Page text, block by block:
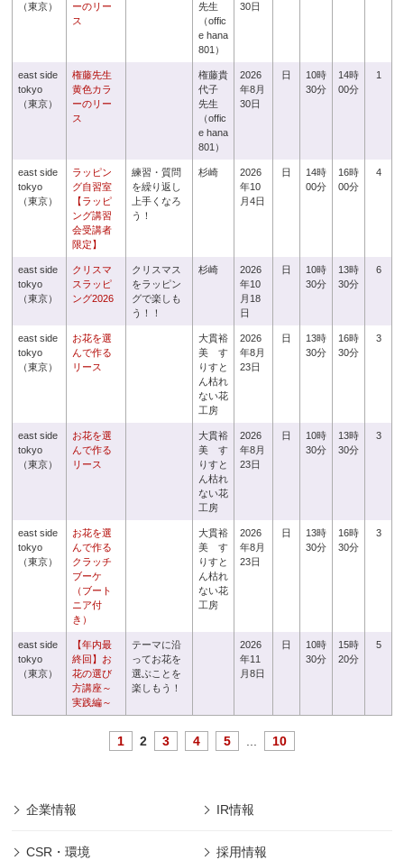
（東京）
ーのリー
ス
先生
（offic
e hana
801）
30日
east side
tokyo
（東京）
権藤先生
黄色カラ
ーのリー
ス
権藤貴
代子
先生
（offic
e hana
801）
2026
年8月
30日
日
10時
30分
14時
00分
1
east side
tokyo
（東京）
ラッピン
グ自習室
【ラッピ
ング講習
会受講者
限定】
練習・質問
を繰り返し
上手くなろ
う！
杉崎
2026
年10
月4日
日
14時
00分
16時
00分
4
east side
tokyo
（東京）
クリスマ
スラッピ
ング2026
クリスマス
をラッピン
グで楽しも
う！！
杉崎
2026
年10
月18
日
日
10時
30分
13時
30分
6
east side
tokyo
（東京）
お花を選
んで作る
リース
大貫裕
美 す
りすと
ん枯れ
ない花
工房
2026
年8月
23日
日
13時
30分
16時
30分
3
east side
tokyo
（東京）
お花を選
んで作る
リース
大貫裕
美 す
りすと
ん枯れ
ない花
工房
2026
年8月
23日
日
10時
30分
13時
30分
3
east side
tokyo
（東京）
お花を選
んで作る
クラッチ
ブーケ
（ブート
ニア付
き）
大貫裕
美 す
りすと
ん枯れ
ない花
工房
2026
年8月
23日
日
13時
30分
16時
30分
3
east side
tokyo
（東京）
【年内最
終回】お
花の選び
方講座～
実践編～
テーマに沿
ってお花を
選ぶことを
楽しもう！
2026
年11
月8日
日
10時
30分
15時
20分
5
1 2 3 4 5 10
企業情報 IR情報
CSR・環境 採用情報